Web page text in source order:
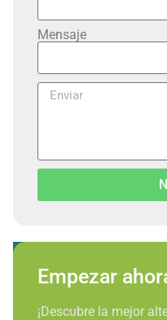
Mensaje
Empezar
¡Descubre la mejor